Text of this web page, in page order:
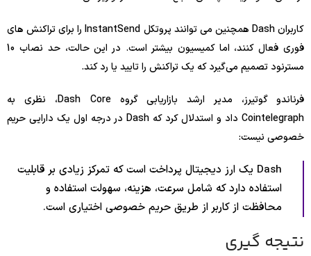
کاربران Dash همچنین می توانند پروتکل InstantSend را برای تراکنش های
فوری فعال کنند، اما کمیسیون بیشتر است. در این حالت، حد نصاب 10
مسترنود تصمیم می‌گیرد که یک تراکنش را تایید یا رد کند.
فرناندو گوتیرز، مدیر ارشد بازاریابی گروه Dash Core، نظری به
Cointelegraph داد و استدلال کرد که Dash در درجه اول یک دارایی حریم
خصوصی نیست:
Dash یک ارز دیجیتال پرداخت است که تمرکز زیادی بر قابلیت
استفاده دارد که شامل سرعت، هزینه، سهولت استفاده و
محافظت از کاربر از طریق حریم خصوصی اختیاری است.
نتیجه گیری